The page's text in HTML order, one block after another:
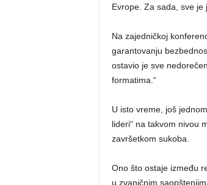
Evrope. Za sada, sve je
Na zajedničkoj
garantovanju
ostavio je sve
formatima.“
U isto vreme, još
lideri“ na takvom nivou
završetkom sukoba.
Ono što ostaje između
u zvaničnim